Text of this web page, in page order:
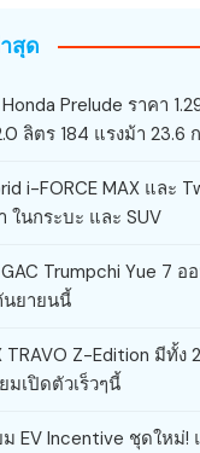
สุด
Prelude ราคา
ลิตร 184 แรงม้า 23.6
i-FORCE MAX และ
ในกระบะ และ SUV
Trumpchi Yue 7 อ
นยายนนี้
TRAVO Z-Edition มีทั้ง
มเปิดตัวเร็วๆนี้
ม EV Incentive ชุดใหม่